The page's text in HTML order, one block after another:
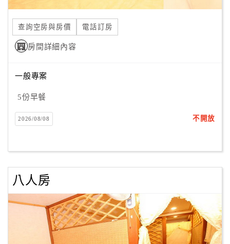
合
作
提
案
店
作
商
合
作
查詢空房與房價 電話訂房
房間詳細內容
一般專案
5份早餐
2026/08/08 不開放
八人房